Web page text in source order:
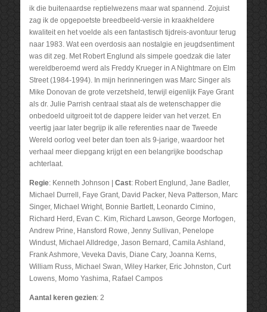
ik die buitenaardse reptielwezens maar wat spannend. Zojuist
zag ik de opgepoetste breedbeeld-versie in kraakheldere
kwaliteit en het voelde als een fantastisch tijdreis-avontuur terug
naar 1983. Wat een overdosis aan nostalgie en jeugdsentiment
was dit zeg. Met Robert Englund als simpele goedzak die later
wereldberoemd werd als Freddy Krueger in A Nightmare on Elm
Street (1984-1994). In mijn herinneringen was Marc Singer als
Mike Donovan de grote verzetsheld, terwijl eigenlijk Faye Grant
als dr. Julie Parrish centraal staat als de wetenschapper die
onbedoeld uitgroeit tot de dappere leider van het verzet. En
veertig jaar later begrijp ik alle referenties naar de Tweede
Wereld oorlog veel beter dan toen als 9-jarige, waardoor het
verhaal meer diepgang krijgt en een belangrijke boodschap
achterlaat.
Regie: Kenneth Johnson | Cast: Robert Englund, Jane Badler,
Michael Durrell, Faye Grant, David Packer, Neva Patterson, Marc
Singer, Michael Wright, Bonnie Bartlett, Leonardo Cimino,
Richard Herd, Evan C. Kim, Richard Lawson, George Morfogen,
Andrew Prine, Hansford Rowe, Jenny Sullivan, Penelope
Windust, Michael Alldredge, Jason Bernard, Camila Ashland,
Frank Ashmore, Veveka Davis, Diane Cary, Joanna Kerns,
William Russ, Michael Swan, Wiley Harker, Eric Johnston, Curt
Lowens, Momo Yashima, Rafael Campos
Aantal keren gezien: 2